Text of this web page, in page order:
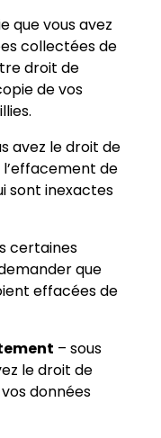
que vous avez
collectées de
droit de
de vos
avez le droit de
de
sont inexactes
certaines
que
effacées de
– sous
le droit de
données